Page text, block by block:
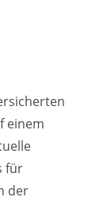
einem
für
der